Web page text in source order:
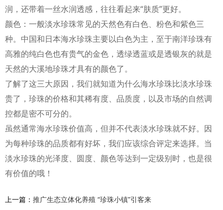
润，还带着一丝水润透感，往往看起来“肤质”更好。
颜色：一般淡水珍珠常见的天然色有白色、粉色和紫色三
种。中国和日本海水珍珠主要以白色为主，至于南洋珍珠有
高雅的纯白色也有贵气的金色，透绿透蓝或是透银灰的就是
天然的大溪地珍珠才具有的颜色了。
了解了这三大原因，我们就知道为什么海水珍珠比淡水珍珠
贵了，珍珠的价格和其稀有度、品质度，以及市场的自然调
控都是密不可分的。
虽然通常海水珍珠价值高，但并不代表淡水珍珠就不好。因
为每种珍珠的品质都有好坏，我们应该综合评定来选择。当
淡水珍珠的光泽度、圆度、颜色等达到一定级别时，也是很
有价值的哦！
上一篇： 推广生态立体化养殖 “珍珠小镇”引客来